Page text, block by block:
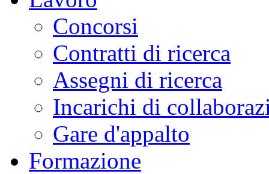
Concorsi
Contratti di ricerca
Assegni di ricerca
Incarichi di
Gare d'appalto
Formazione